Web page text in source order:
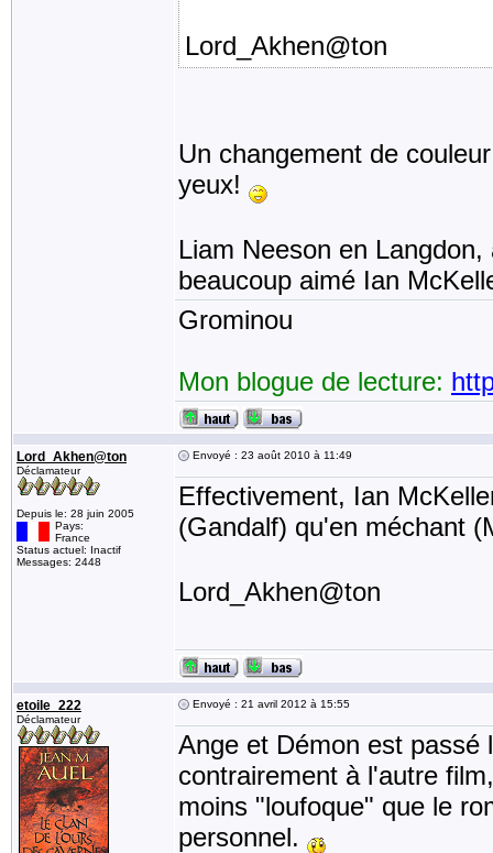
Lord_Akhen@ton
Un changement de
yeux!
Liam Neeson en
beaucoup aimé Ian
Grominou
Mon blogue de lecture:
Lord_Akhen@ton
Déclamateur
Depuis le: 28 juin 2005
Pays:
France
Status actuel: Inactif
Messages: 2448
Envoyé : 23 août 2010 à 11:49
Effectivement, Ian
(Gandalf) qu'en méchant
Lord_Akhen@ton
etoile_222
Déclamateur
Envoyé : 21 avril 2012 à 15:55
Ange et Démon est passé
contrairement à l'autre
moins "loufoque" que le
personnel.